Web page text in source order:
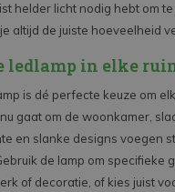
helder licht nodig hebt om
altijd de juiste hoeveelheid
ledlamp in elke
is dé perfecte keuze om
gaat om de woonkamer,
en slanke designs voegen
de lamp om specifieke
of decoratie, of kies juist